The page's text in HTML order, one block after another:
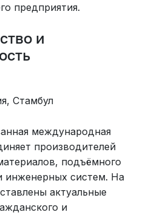
предприятия.
и
Стамбул
международная
производителей
подъёмного
инженерных систем. На
актуальные
и